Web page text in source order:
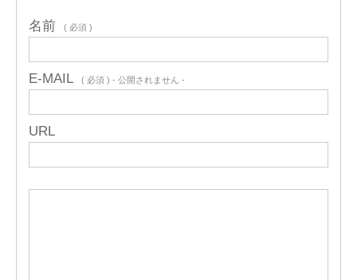
名前 ( 必須 )
E-MAIL ( 必須 ) - 公開されません -
URL